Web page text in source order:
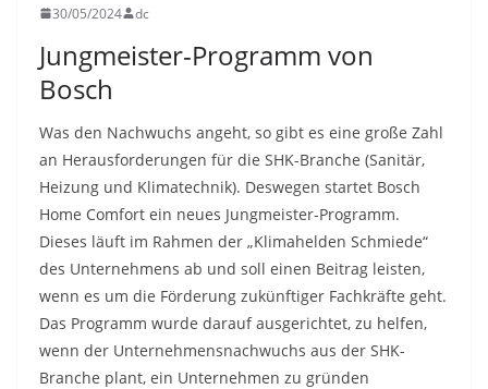
30/05/2024 dc
Jungmeister-Programm von
Bosch
Was den Nachwuchs angeht, so gibt es eine große Zahl
an Herausforderungen für die SHK-Branche (Sanitär,
Heizung und Klimatechnik). Deswegen startet Bosch
Home Comfort ein neues Jungmeister-Programm.
Dieses läuft im Rahmen der „Klimahelden Schmiede“
des Unternehmens ab und soll einen Beitrag leisten,
wenn es um die Förderung zukünftiger Fachkräfte geht.
Das Programm wurde darauf ausgerichtet, zu helfen,
wenn der Unternehmensnachwuchs aus der SHK-
Branche plant, ein Unternehmen zu gründen